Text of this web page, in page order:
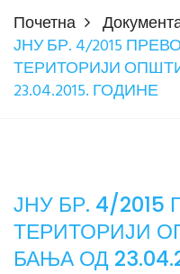
Почетна
ЈНУ БР. 4/2015
ТЕРИТОРИЈИ
23.04.2015. ГОДИНЕ
ЈНУ БР. 4/
ТЕРИТОРИЈИ
БАЊА ОД